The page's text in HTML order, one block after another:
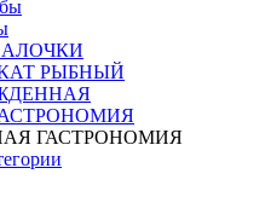
РЫБНЫЙ
ГАСТРОНОМИЯ